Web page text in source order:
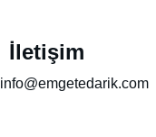
İletişim
info@emgetedarik.com